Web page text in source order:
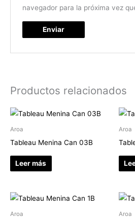
navegador para la próxima vez
Productos relacionados
Aroa
Tableau Menina Can 03B
Leer más
Aroa
Aroa Aroa